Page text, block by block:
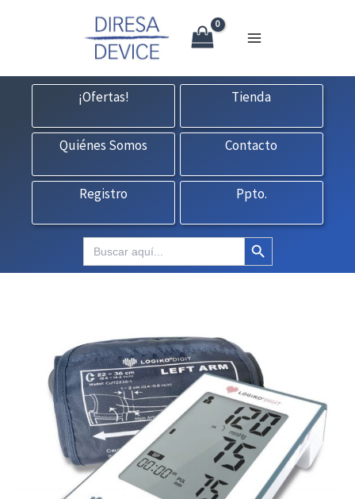
consultas@fedbuy.es| Formulario | Tlf.
¡Ofertas!
Tienda
Quiénes Somos Contacto
Registro Ppto.
Buscar: Botón de búsqueda